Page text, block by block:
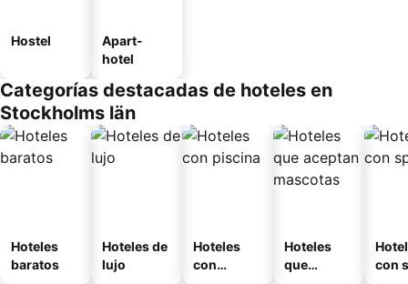
Hostel
Apart-
hotel
Categorías destacadas de hoteles en
Stockholms län
Hoteles
baratos
Hoteles de
lujo
Hoteles
con
Hoteles
que
con